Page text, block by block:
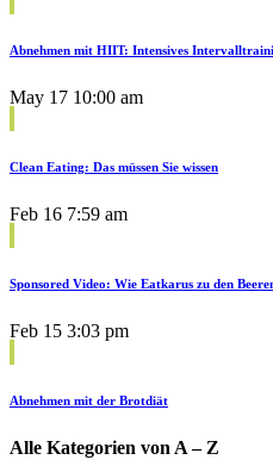
Abnehmen mit HIIT: Intensives
May 17 10:00 am
Clean Eating: Das müssen Sie wissen
Feb 16 7:59 am
Sponsored Video: Wie Eatkarus zu den
Feb 15 3:03 pm
Abnehmen mit der Brotdiät
Alle Kategorien von A – Z